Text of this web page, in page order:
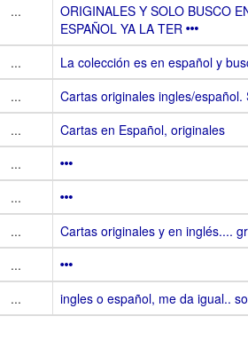
...
ORIGINALES Y SOLO BUSCO
ESPAÑOL YA LA TER
...
La colección es en español y
...
Cartas originales ingles/
...
Cartas en Español, originales
...
...
...
Cartas originales y en inglés....
...
... ingles o español, me da igual..